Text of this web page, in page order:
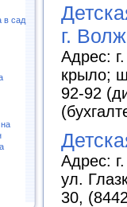
в сад
г.
Адрес:
крыло;
92-92
Адрес:
ул.
30,